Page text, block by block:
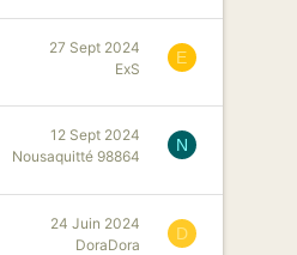
27 Sept 2024
ExS
E
12 Sept 2024
Nousaquitté 98864
N
24 Juin 2024
DoraDora
D